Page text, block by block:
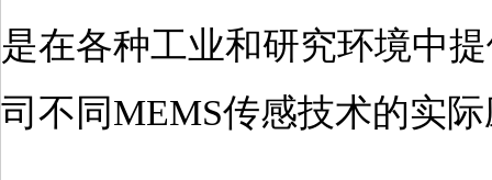
是在各种工业和研究环境中
司不同MEMS传感技术的实